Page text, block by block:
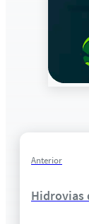
Anterior
Hidrovias